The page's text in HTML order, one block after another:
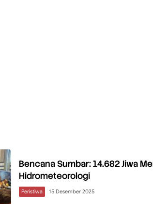
Bencana Sumbar: 14.682 Jiwa
Hidrometeorologi
Peristiwa 15 Desember 2025